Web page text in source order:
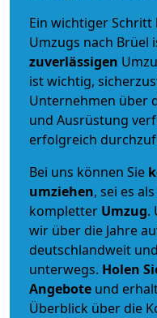
Ein wichtiger
Umzugs nach Brüel
zuverlässigen
ist wichtig,
Unternehmen über
und Ausrüstung
erfolgreich
Bei uns können Sie
umziehen, sei es als
kompletter Umzug.
wir über die Jahre
deutschlandweit
unterwegs. Holen
Angebote und
Überblick über die